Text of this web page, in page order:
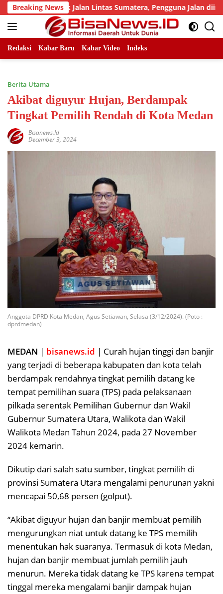
Skip
to
content
Breaking News
Titik Jalan Lintas Sumatera, Pengguna Jalan diimbau
Redaksi Kabar Baru Kabar Video Indeks
Berita Utama
Akibat diguyur Hujan, Berdampak
Tingkat Pemilih Rendah di Kota Medan
Bisanews.id
December 3, 2024
Anggota DPRD Kota Medan, Agus Setiawan, Selasa (3/12/2024). (Poto :
dprdmedan)
MEDAN | bisanews.id | Curah hujan tinggi dan banjir
yang terjadi di beberapa kabupaten dan kota telah
berdampak rendahnya tingkat pemilih datang ke
tempat pemilihan suara (TPS) pada pelaksanaan
pilkada serentak Pemilihan Gubernur dan Wakil
Gubernur Sumatera Utara, Walikota dan Wakil
Walikota Medan Tahun 2024, pada 27 November
2024 kemarin.
Dikutip dari salah satu sumber, tingkat pemilih di
provinsi Sumatera Utara mengalami penurunan yakni
mencapai 50,68 persen (golput).
“Akibat diguyur hujan dan banjir membuat pemilih
mengurungkan niat untuk datang ke TPS memilih
menentukan hak suaranya. Termasuk di kota Medan,
hujan dan banjir membuat jumlah pemilih jauh
menurun. Mereka tidak datang ke TPS karena tempat
tinggal mereka mengalami banjir dampak hujan